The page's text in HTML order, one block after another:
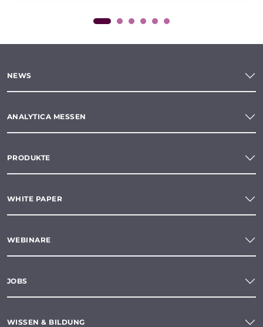
NEWS
ANALYTICA MESSEN
PRODUKTE
WHITE PAPER
WEBINARE
JOBS
WISSEN & BILDUNG